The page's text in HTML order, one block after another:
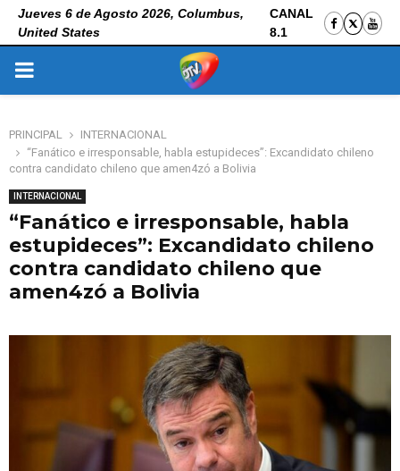
Jueves 6 de Agosto 2026, Columbus,
United States
CANAL
8.1
PRIMARY
PRINCIPAL
INTERNACIONAL
“Fanático e irresponsable, habla estupideces”: Excandidato chileno
contra candidato chileno que amen4zó a Bolivia
INTERNACIONAL
“Fanático e irresponsable, habla
estupideces”: Excandidato chileno
contra candidato chileno que
amen4zó a Bolivia